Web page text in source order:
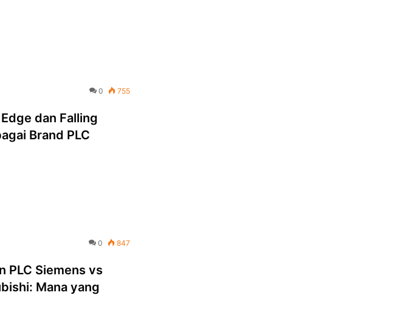
0 755
dan Falling
Brand PLC
0 847
PLC Siemens vs
Mana yang